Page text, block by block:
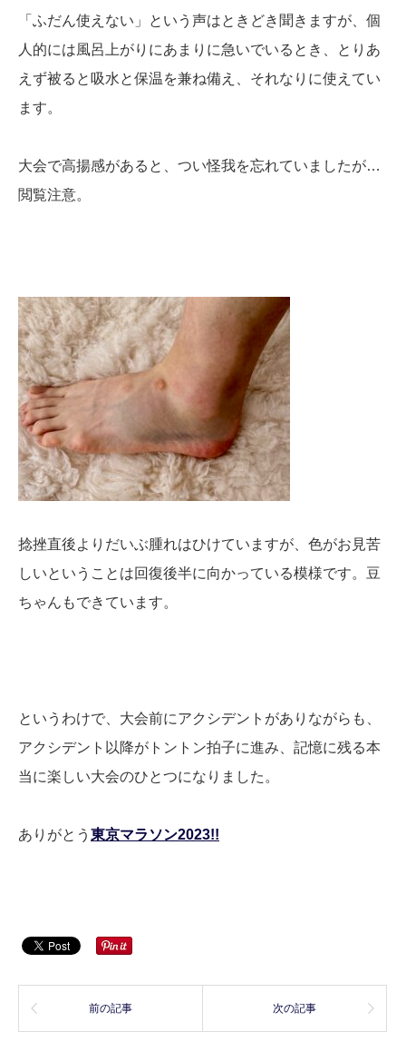
「ふだん使えない」という声はときどき聞きますが、個
人的には風呂上がりにあまりに急いでいるとき、とりあ
えず被ると吸水と保温を兼ね備え、それなりに使えてい
ます。
大会で高揚感があると、つい怪我を忘れていましたが…
閲覧注意。
捻挫直後よりだいぶ腫れはひけていますが、色がお見苦
しいということは回復後半に向かっている模様です。豆
ちゃんもできています。
というわけで、大会前にアクシデントがありながらも、
アクシデント以降がトントン拍子に進み、記憶に残る本
当に楽しい大会のひとつになりました。
ありがとう 東京マラソン2023!!
前の記事 次の記事